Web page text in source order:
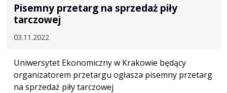
Pisemny przetarg na sprzedaż piły
tarczowej
03.11.2022
Uniwersytet Ekonomiczny w Krakowie będący
organizatorem przetargu ogłasza pisemny przetarg
na sprzedaż piły tarczowej